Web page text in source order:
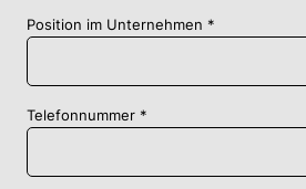
Position im Unternehmen
Telefonnummer